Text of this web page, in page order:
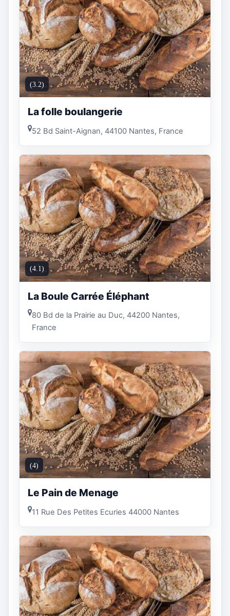
(3.2)
La folle boulangerie
52 Bd Saint-Aignan, 44100 Nantes, France
(4.1)
La Boule Carrée Éléphant
80 Bd de la Prairie au Duc, 44200 Nantes,
France
(4)
Le Pain de Menage
11 Rue Des Petites Ecuries 44000 Nantes